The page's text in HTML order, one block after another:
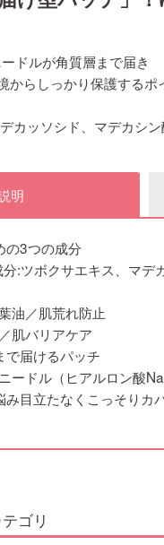
ドルが角質層まで届き
からしっかり保護するポ
カッソシド、マデカシ
明
の3つの成分
:ツボクサエキス、マデ
油／肌荒れ防止
肌バリアケア
で届けるパッチ
ドル（ヒアルロン酸Na
目立たなくこっそりカ
ゴリ